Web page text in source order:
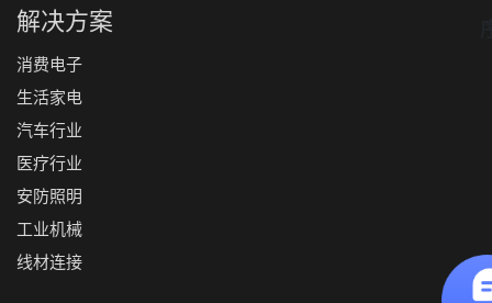
解决方案
消费电子
生活家电
汽车行业
医疗行业
安防照明
工业机械
线材连接